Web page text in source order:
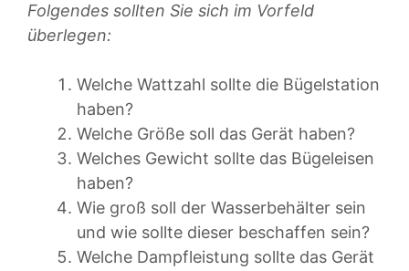
Folgendes sollten Sie sich im Vorfeld
überlegen:
Welche Wattzahl sollte die Bügelstation
haben?
Welche Größe soll das Gerät haben?
Welches Gewicht sollte das Bügeleisen
haben?
Wie groß soll der Wasserbehälter sein
und wie sollte dieser beschaffen sein?
Welche Dampfleistung sollte das Gerät